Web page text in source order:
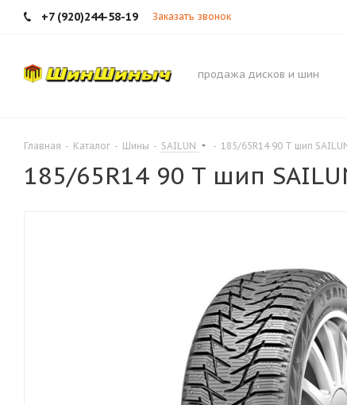
+7 (920)244-58-19 Заказать звонок
продажа дисков и шин
Главная - Каталог - Шины - SAILUN - 185/65R14 90 T шип
185/65R14 90 T шип